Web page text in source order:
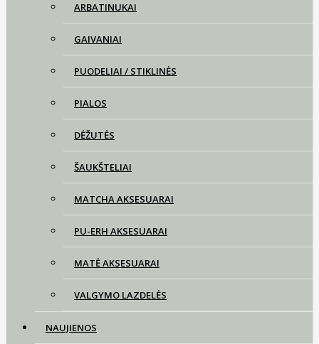
ARBATINUKAI
GAIVANIAI
PUODELIAI / STIKLINĖS
PIALOS
DĖŽUTĖS
ŠAUKŠTELIAI
MATCHA AKSESUARAI
PU-ERH AKSESUARAI
MATĖ AKSESUARAI
VALGYMO LAZDELĖS
NAUJIENOS